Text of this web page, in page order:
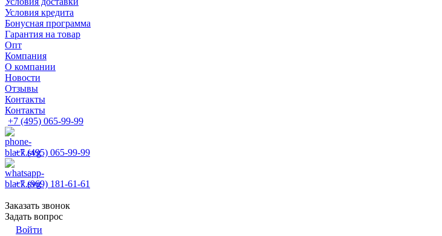
Условия кредита
Бонусная программа
Гарантия на товар
Опт
Компания
О компании
Новости
Отзывы
Контакты
Контакты
+7 (495) 065-99-99
+7 (495) 065-99-99
+7 (969) 181-61-61
Заказать звонок
Задать вопрос
Войти